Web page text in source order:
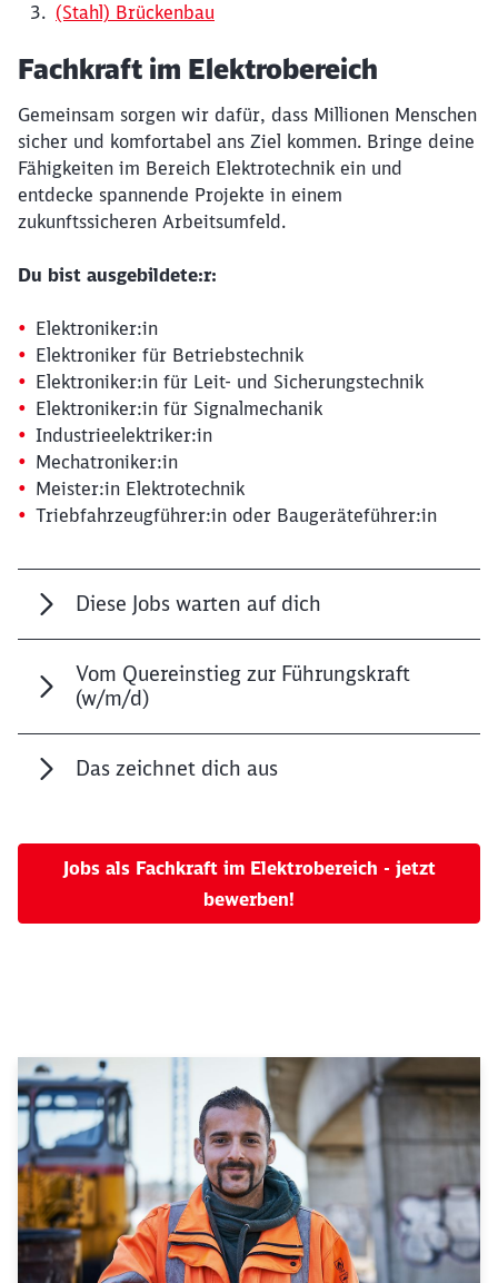
(Stahl) Brückenbau
Fachkraft im Elektrobereich
Gemeinsam sorgen wir dafür, dass Millionen Menschen
sicher und komfortabel ans Ziel kommen. Bringe deine
Fähigkeiten im Bereich Elektrotechnik ein und
entdecke spannende Projekte in einem
zukunftssicheren Arbeitsumfeld.
Du bist ausgebildete:r:
Elektroniker:in
Elektroniker für Betriebstechnik
Elektroniker:in für Leit- und Sicherungstechnik
Elektroniker:in für Signalmechanik
Industrieelektriker:in
Mechatroniker:in
Meister:in Elektrotechnik
Triebfahrzeugführer:in oder Baugeräteführer:in
Diese Jobs warten auf dich
Vom Quereinstieg zur Führungskraft
(w/m/d)
Das zeichnet dich aus
Jobs als Fachkraft im Elektrobereich - jetzt
bewerben!